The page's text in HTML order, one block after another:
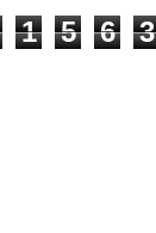
1 5 6 3